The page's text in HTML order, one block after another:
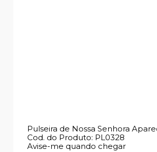
Pulseira de Nossa Senhora
Cod. do Produto: PL0328
Avise-me quando chegar